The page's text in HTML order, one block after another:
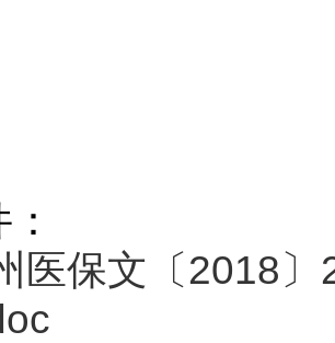
医保文〔2018